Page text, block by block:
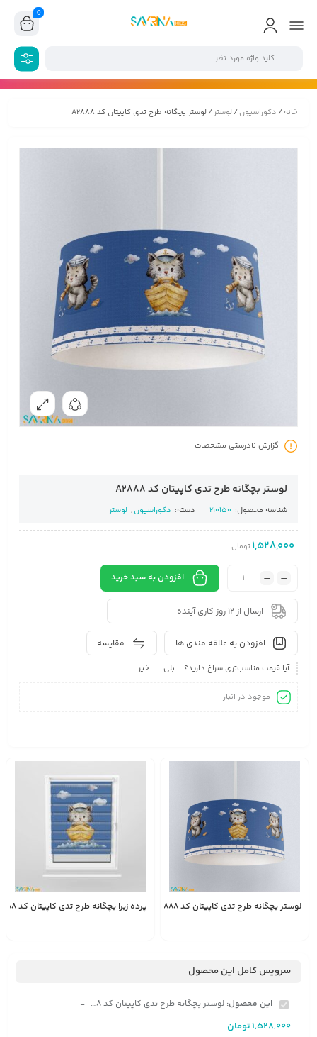
0
خانه/ دکوراسیون/ لوستر/ لوستر بچگانه طرح تدی کاپیتان کد A2888
گزارش نادرستی مشخصات
لوستر بچگانه طرح تدی کاپیتان کد A2888
شناسه محصول: 210150 دسته: دکوراسیون, لوستر
1,528,000 تومان
افزودن به سبد خرید
ارسال از 12 روز کاری آینده
مقایسه افزودن به علاقه مندی ها
آیا قیمت مناسب‌تری سراغ دارید؟ بلی خیر
موجود در انبار
لوستر بچگانه طرح تدی کاپیتان کد A2888 پرده زبرا بچگانه طرح تدی کاپیتان کد A2888
سرویس کامل این محصول
این محصول: لوستر بچگانه طرح تدی کاپیتان کد A2888 -
1,528,000تومان